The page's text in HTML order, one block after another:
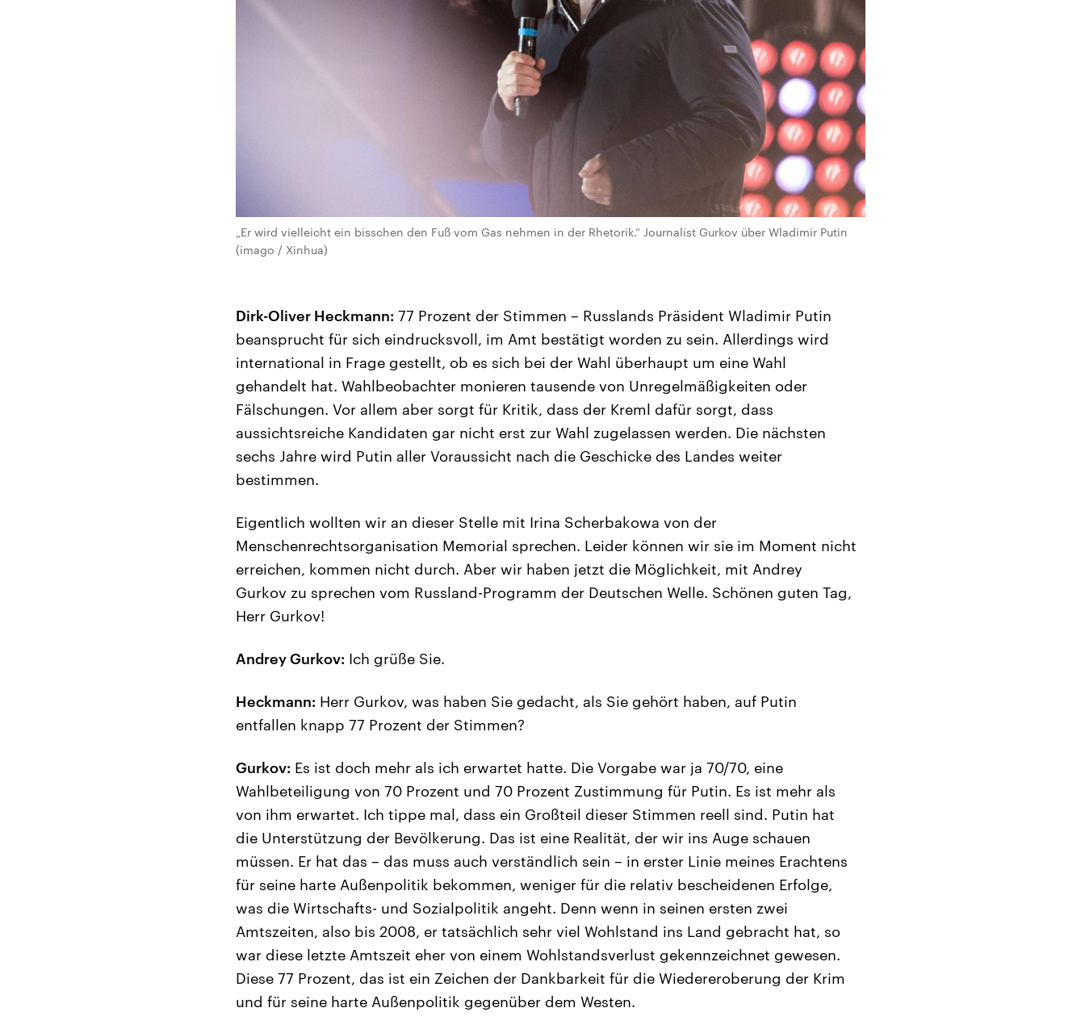
„Er wird vielleicht ein bisschen den Fuß vom Gas nehmen in der Rhetorik.“ Journalist Gurkov über Wladimir Putin
(imago / Xinhua)
Dirk-Oliver Heckmann: 77 Prozent der Stimmen – Russlands Präsident Wladimir Putin
beansprucht für sich eindrucksvoll, im Amt bestätigt worden zu sein. Allerdings wird
international in Frage gestellt, ob es sich bei der Wahl überhaupt um eine Wahl
gehandelt hat. Wahlbeobachter monieren tausende von Unregelmäßigkeiten oder
Fälschungen. Vor allem aber sorgt für Kritik, dass der Kreml dafür sorgt, dass
aussichtsreiche Kandidaten gar nicht erst zur Wahl zugelassen werden. Die nächsten
sechs Jahre wird Putin aller Voraussicht nach die Geschicke des Landes weiter
bestimmen.
Eigentlich wollten wir an dieser Stelle mit Irina Scherbakowa von der
Menschenrechtsorganisation Memorial sprechen. Leider können wir sie im Moment nicht
erreichen, kommen nicht durch. Aber wir haben jetzt die Möglichkeit, mit Andrey
Gurkov zu sprechen vom Russland-Programm der Deutschen Welle. Schönen guten Tag,
Herr Gurkov!
Andrey Gurkov: Ich grüße Sie.
Heckmann: Herr Gurkov, was haben Sie gedacht, als Sie gehört haben, auf Putin
entfallen knapp 77 Prozent der Stimmen?
Gurkov: Es ist doch mehr als ich erwartet hatte. Die Vorgabe war ja 70/70, eine
Wahlbeteiligung von 70 Prozent und 70 Prozent Zustimmung für Putin. Es ist mehr als
von ihm erwartet. Ich tippe mal, dass ein Großteil dieser Stimmen reell sind. Putin hat
die Unterstützung der Bevölkerung. Das ist eine Realität, der wir ins Auge schauen
müssen. Er hat das – das muss auch verständlich sein – in erster Linie meines Erachtens
für seine harte Außenpolitik bekommen, weniger für die relativ bescheidenen Erfolge,
was die Wirtschafts- und Sozialpolitik angeht. Denn wenn in seinen ersten zwei
Amtszeiten, also bis 2008, er tatsächlich sehr viel Wohlstand ins Land gebracht hat, so
war diese letzte Amtszeit eher von einem Wohlstandsverlust gekennzeichnet gewesen.
Diese 77 Prozent, das ist ein Zeichen der Dankbarkeit für die Wiedereroberung der Krim
und für seine harte Außenpolitik gegenüber dem Westen.